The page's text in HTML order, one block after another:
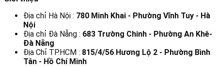
Địa chỉ Hà Nội : 780 Minh Khai - Phường Vĩnh Tuy - Hà
Nội
Địa chỉ Đà Nẵng : 683 Trường Chinh - Phường An Khê-
Đà Nẵng
Địa Chỉ TP.HCM : 815/4/56 Hương Lộ 2 - Phường Bình
Tân - Hồ Chí Minh